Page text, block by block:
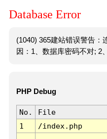
Database Error
(1040) 365建站错误警告：
因：1、数据库密码不对; 2
PHP Debug
No. File
1
/index.php